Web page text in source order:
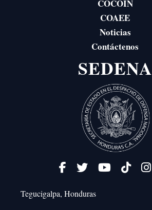
COCOIN
COAEE
Noticias
Contáctenos
SEDENA
Tegucigalpa, Honduras